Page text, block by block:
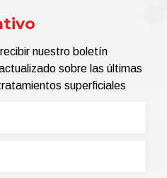
nuestro boletín
sobre las últimas
superficiales